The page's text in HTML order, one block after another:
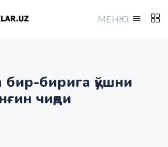
МEНЮ
бирига қўшни
чиқди